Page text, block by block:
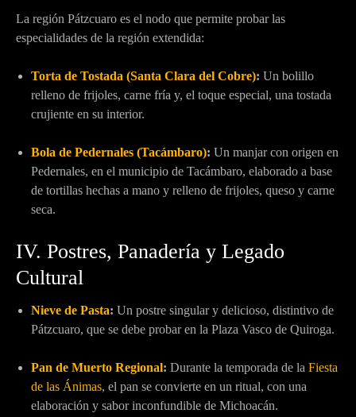
La región Pátzcuaro es el nodo que permite probar las
especialidades de la región extendida:
Torta de Tostada (Santa Clara del Cobre): Un bolillo
relleno de frijoles, carne fría y, el toque especial, una tostada
crujiente en su interior.
Bola de Pedernales (Tacámbaro): Un manjar con origen en
Pedernales, en el municipio de Tacámbaro, elaborado a base
de tortillas hechas a mano y relleno de frijoles, queso y carne
seca.
IV. Postres, Panadería y Legado
Cultural
Nieve de Pasta: Un postre singular y delicioso, distintivo de
Pátzcuaro, que se debe probar en la Plaza Vasco de Quiroga.
Pan de Muerto Regional: Durante la temporada de laFiesta
de las Ánimas, el pan se convierte en un ritual, con una
elaboración y sabor inconfundible de Michoacán.